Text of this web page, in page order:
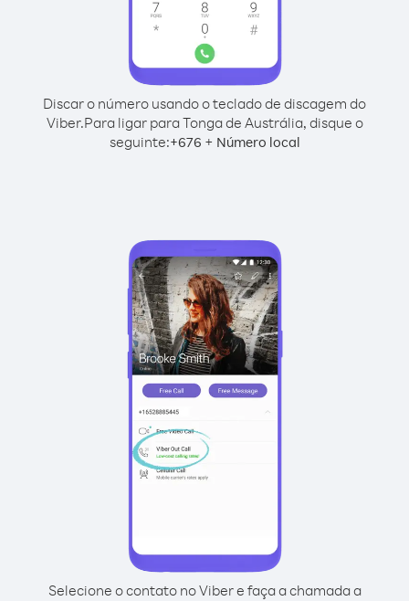
Discar o número usando o teclado de discagem do
Viber.Para ligar para Tonga de Austrália, disque o
seguinte:+676 + Número local
Selecione o contato no Viber e faça a chamada a